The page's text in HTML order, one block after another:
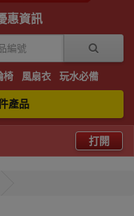
惠資訊
椅 風扇衣 玩水必備
產品
打開